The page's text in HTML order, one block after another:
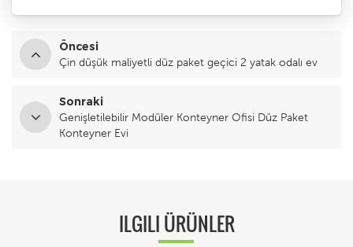
Öncesi
Çin düşük maliyetli düz paket geçici 2 yatak odalı ev
Sonraki
Genişletilebilir Modüler Konteyner Ofisi Düz Paket
Konteyner Evi
ILGILI ÜRÜNLER